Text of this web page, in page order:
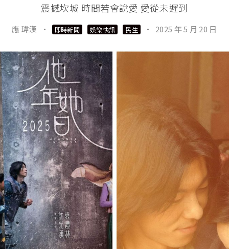
震撼坎城 時間若會說愛 愛從未遲到
應 瑋漢 · 即時新聞 娛樂快訊 民生 · 2025 年 5 月 20 日